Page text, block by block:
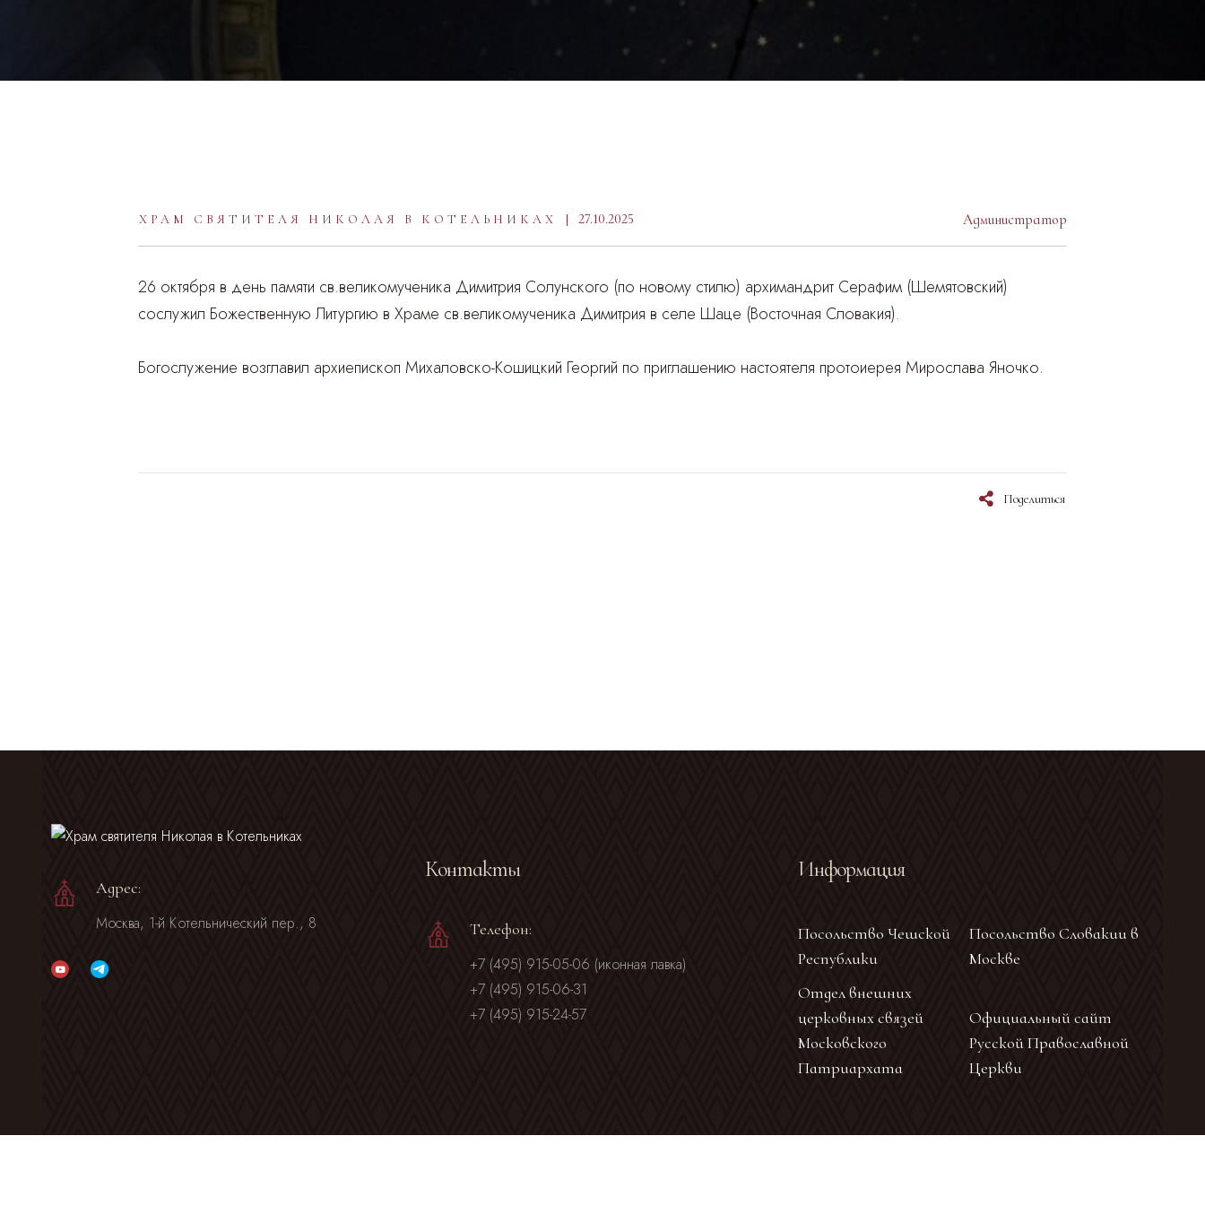
ХРАМ СВЯТИТЕЛЯ НИКОЛАЯ В КОТЕЛЬНИКАХ 27.10.2025 Администратор
26 октября в день памяти св.великомученика Димитрия Солунского (по новому стилю) архимандрит Серафим (Шемятовский)
сослужил Божественную Литургию в Храме св.великомученика Димитрия в селе Шаце (Восточная Словакия).
Богослужение возглавил архиепископ Михаловско-Кошицкий Георгий по приглашению настоятеля протоиерея Мирослава Яночко.
Поделиться
Адрес:
Москва, 1-й Котельнический пер., 8
Контакты
Телефон:
+7 (495) 915-05-06 (иконная лавка)
+7 (495) 915-06-31
+7 (495) 915-24-57
Информация
Посольство Чешской
Республики
Посольство Словакии в
Москве
Отдел внешних
церковных связей
Московского
Патриархата
Официальный сайт
Русской Православной
Церкви